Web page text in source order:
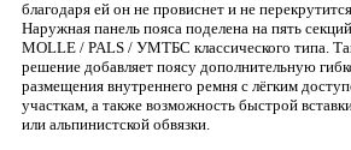
благодаря ей он не провиснет и не
Наружная панель пояса поделена на пять
MOLLE / PALS / УМТБС классического типа.
решение добавляет поясу дополнительную
размещения внутреннего ремня с лёгким
участкам, а также возможность быстрой
или альпинистской обвязки.